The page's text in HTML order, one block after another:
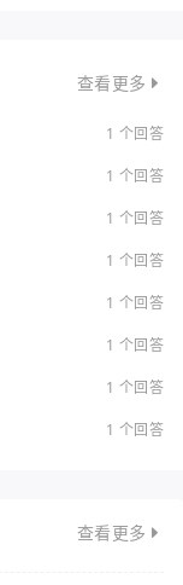
查看更多
1 个回答
1 个回答
1 个回答
1 个回答
1 个回答
1 个回答
1 个回答
1 个回答
查看更多